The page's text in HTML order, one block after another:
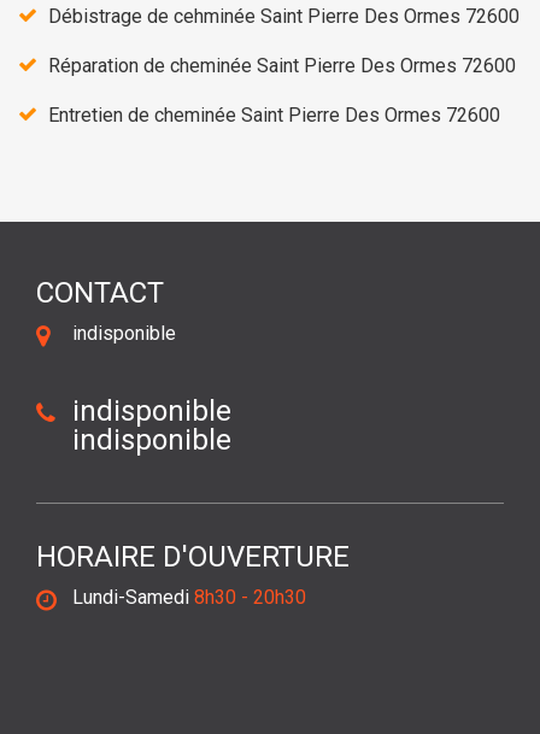
Débistrage de cehminée Saint Pierre Des Ormes 72600
Réparation de cheminée Saint Pierre Des Ormes 72600
Entretien de cheminée Saint Pierre Des Ormes 72600
CONTACT
indisponible
indisponible
indisponible
HORAIRE D'OUVERTURE
Lundi-Samedi 8h30 - 20h30